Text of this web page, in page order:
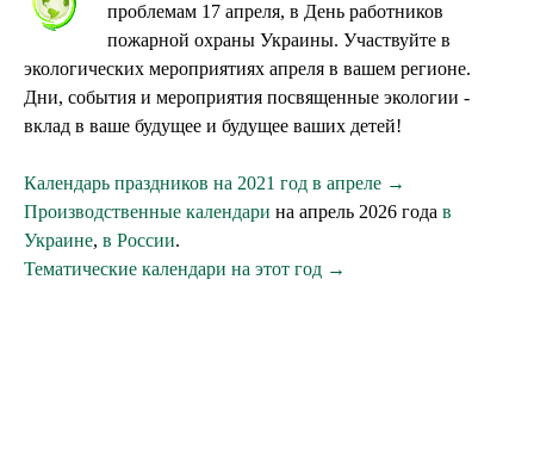
проблемам 17 апреля, в День работников
пожарной охраны Украины. Участвуйте в
экологических мероприятиях апреля в вашем регионе.
Дни, события и мероприятия посвященные экологии -
вклад в ваше будущее и будущее ваших детей!
Календарь праздников на 2021 год в апреле →
Производственные календари на апрель 2026 года в
Украине, в России.
Тематические календари на этот год →